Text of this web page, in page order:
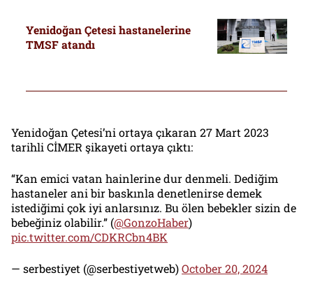
Yenidoğan Çetesi hastanelerine
TMSF atandı
Yenidoğan Çetesi’ni ortaya çıkaran 27 Mart 2023
tarihli CİMER şikayeti ortaya çıktı:
“Kan emici vatan hainlerine dur denmeli. Dediğim
hastaneler ani bir baskınla denetlenirse demek
istediğimi çok iyi anlarsınız. Bu ölen bebekler sizin de
bebeğiniz olabilir.” (@GonzoHaber)
pic.twitter.com/CDKRCbn4BK
— serbestiyet (@serbestiyetweb)October 20, 2024